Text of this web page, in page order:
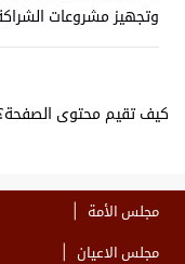
وتجهيز مشروعات
كيف تقيم محتوى
مجلس الأمة
مجلس الاعيان